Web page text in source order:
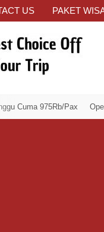
US PAKET
Pax Open Trip